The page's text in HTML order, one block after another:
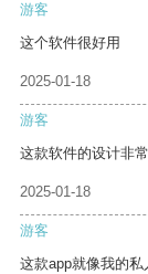
游客
这个软件很好用
2025-01-18
游客
这款软件的设计非
2025-01-18
游客
这款app就像我的私